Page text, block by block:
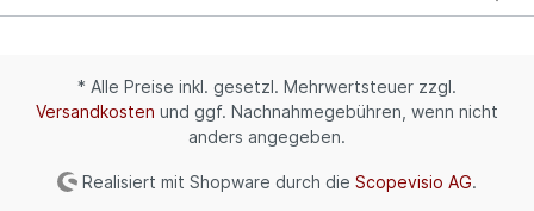
* Alle Preise inkl. gesetzl. Mehrwertsteuer zzgl.
Versandkosten und ggf. Nachnahmegebühren, wenn nicht
anders angegeben.
Realisiert mit Shopware durch die Scopevisio AG